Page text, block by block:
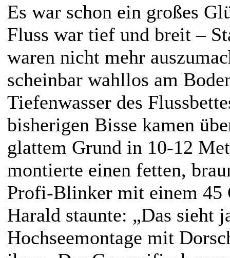
Es war schon ein großes
Fluss war tief und breit –
waren nicht mehr
scheinbar wahllos am
Tiefenwasser des
bisherigen Bisse kamen
glattem Grund in 10-12
montierte einen fetten,
Profi-Blinker mit einem 45
Harald staunte: „Das sieht
Hochseemontage mit